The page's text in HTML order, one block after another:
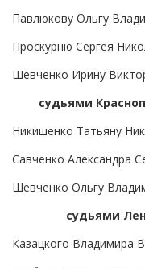
Павлюкову Ольгу
Проскурню Сергея
Шевченко Ирину
судьями
Никишенко Татьяну
Савченко Александра
Шевченко Ольгу
судьями
Казацкого Владимира